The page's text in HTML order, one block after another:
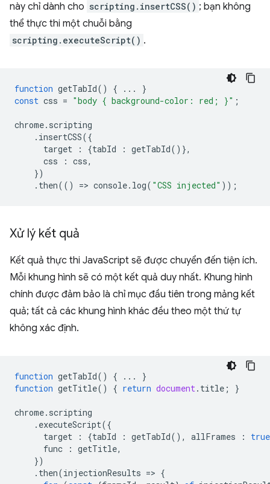
này chỉ dành cho scripting.insertCSS() ; bạn không
thể thực thi một chuỗi bằng
scripting.executeScript() .
function getTabId() { ...
}
const css = "body { background-color: red; }" ;
chrome. scripting
. insertCSS({
target
: {tabId : getTabId()},
css
: css,
})
. then(() => console. log( "CSS injected" ));
Xử lý kết quả
Kết quả thực thi JavaScript sẽ được chuyển đến tiện ích.
Mỗi khung hình sẽ có một kết quả duy nhất. Khung hình
chính được đảm bảo là chỉ mục đầu tiên trong mảng kết
quả; tất cả các khung hình khác đều theo một thứ tự
không xác định.
function getTabId() { ...
}
function getTitle() { return document. title ; }
chrome. scripting
. executeScript({
target
: {tabId : getTabId(), allFrames :
true
func
: getTitle,
})
. then(injectionResults => {